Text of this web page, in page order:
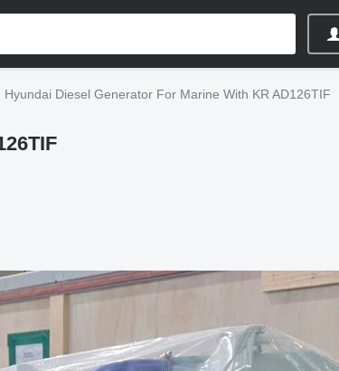
Hyundai Diesel Generator For Marine With KR AD126TIF